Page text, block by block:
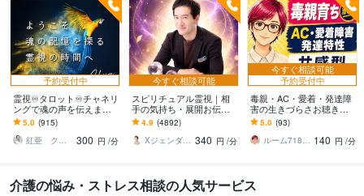
予約受付中
霊視♾️タロット♾️チャネリ
ングで魂の声を伝えます
あなたの折れそうな心に
寄り添い光の道しるべを
お渡しします。
5.0 (915)
紅亜 クレア
300 円 /分
今すぐ相談可能
スピリチュアル霊視｜相
手の気持ち・展開お伝え
します 復縁・複雑愛・片
想い・相手の本音☎️読み
解き成就へ導きます
4.9 (4892)
Xジェンダー 鑑定士 マサト 340 円 /分
今すぐ相談可能
予約受付中
毒親・AC・愛着・発達障
害の生きづらさお聴きし
ます 3,000件以上の相談実
績ある心理カウンセラー
が共感的に傾聴
5.0 (93)
ルーム718∣心理カウンセラー 140 円 /分
介護の悩み・ストレス相談の人気サービス